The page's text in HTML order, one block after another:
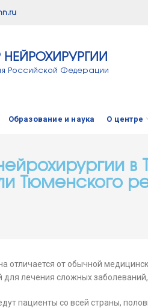
Российской Федерации
Образование и наука О центре
Тюменского
отличается от обычной
лечения сложных заболеваний,
пациенты со всей страны,